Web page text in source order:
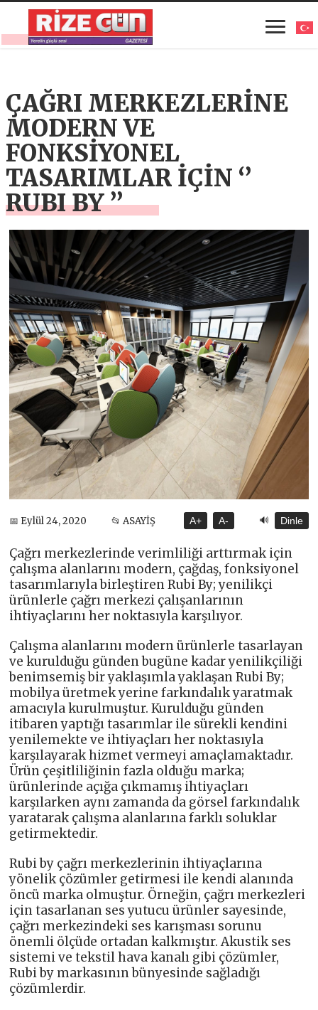
ÇAĞRI MERKEZLERİNE
MODERN VE
FONKSİYONEL
TASARIMLAR İÇİN ‘’
RUBI BY ’’
📅 Eylül 24, 2020 📂 ASAYİŞ A+ A- 🔊 Dinle
Çağrı merkezlerinde verimliliği arttırmak için
çalışma alanlarını modern, çağdaş, fonksiyonel
tasarımlarıyla birleştiren Rubi By; yenilikçi
ürünlerle çağrı merkezi çalışanlarının
ihtiyaçlarını her noktasıyla karşılıyor.
Çalışma alanlarını modern ürünlerle tasarlayan
ve kurulduğu günden bugüne kadar yenilikçiliği
benimsemiş bir yaklaşımla yaklaşan Rubi By;
mobilya üretmek yerine farkındalık yaratmak
amacıyla kurulmuştur. Kurulduğu günden
itibaren yaptığı tasarımlar ile sürekli kendini
yenilemekte ve ihtiyaçları her noktasıyla
karşılayarak hizmet vermeyi amaçlamaktadır.
Ürün çeşitliliğinin fazla olduğu marka;
ürünlerinde açığa çıkmamış ihtiyaçları
karşılarken aynı zamanda da görsel farkındalık
yaratarak çalışma alanlarına farklı soluklar
getirmektedir.
Rubi by çağrı merkezlerinin ihtiyaçlarına
yönelik çözümler getirmesi ile kendi alanında
öncü marka olmuştur. Örneğin, çağrı merkezleri
için tasarlanan ses yutucu ürünler sayesinde,
çağrı merkezindeki ses karışması sorunu
önemli ölçüde ortadan kalkmıştır. Akustik ses
sistemi ve tekstil hava kanalı gibi çözümler,
Rubi by markasının bünyesinde sağladığı
çözümlerdir.